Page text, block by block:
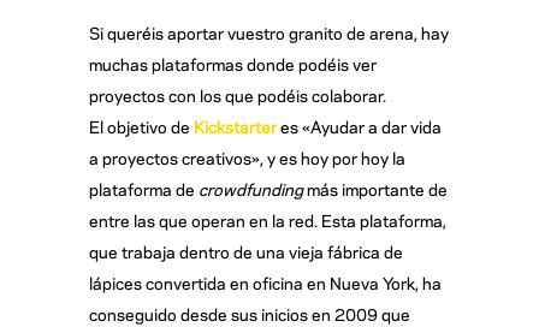
Si queréis aportar vuestro granito de arena, hay
muchas plataformas donde podéis ver
proyectos con los que podéis colaborar.
El objetivo de Kickstarteres «Ayudar a dar vida
a proyectos creativos», y es hoy por hoy la
plataforma de crowdfundingmás importante de
entre las que operan en la red. Esta plataforma,
que trabaja dentro de una vieja fábrica de
lápices convertida en oficina en Nueva York, ha
conseguido desde sus inicios en 2009 que